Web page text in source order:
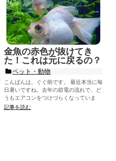
金魚の赤色が抜けてき
た！これは元に戻るの？
ペット・動物
こんばんは。ぐぐ助です。 最近本当に毎
日暑いですね。去年の節電の流れで、ど
うもエアコンをつけづらくなっていま
す。 パソコンにはとんでもなく過酷な環
記事を読む